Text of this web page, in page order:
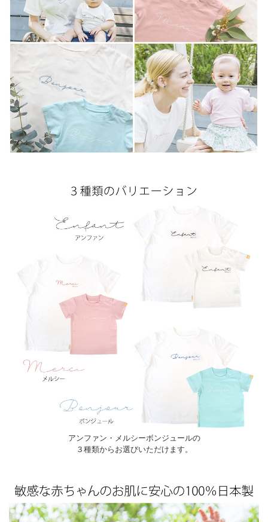
アンファン・メルシーボンジュールの
３種類からお選びいただけます。